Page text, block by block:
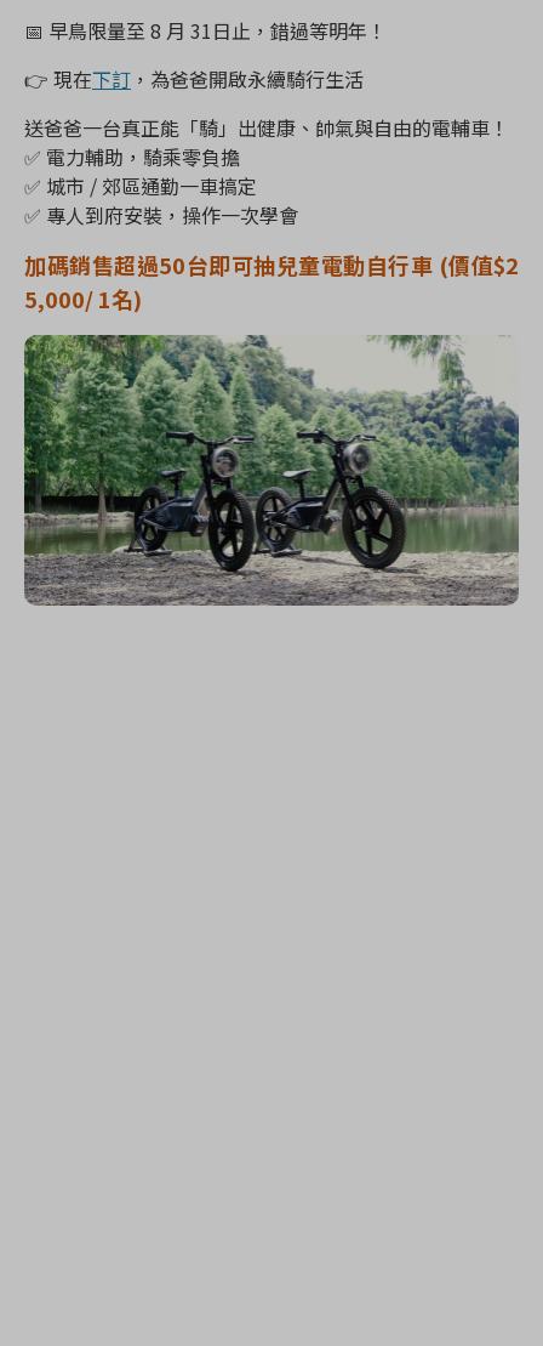
📅 早鳥限量至 8 月 31日止，錯過等明年！
👉 現在下訂 ，為爸爸開啟永續騎行生活
送爸爸一台真正能「騎」出健康、帥氣與自由的電輔車！
✅ 電力輔助，騎乘零負擔
✅ 城市 / 郊區通勤一車搞定
✅ 專人到府安裝，操作一次學會
加碼銷售超過50台即可抽兒童電動自行車 (價值$2
5,000/ 1名)